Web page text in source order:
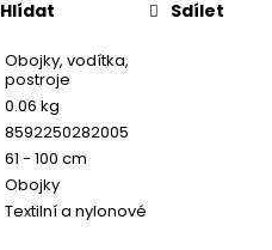
Obojky, vodítka,
postroje
0.06 kg
8592250282005
61 - 100 cm
Obojky
Textilní a nylonové
Hlídat Sdílet